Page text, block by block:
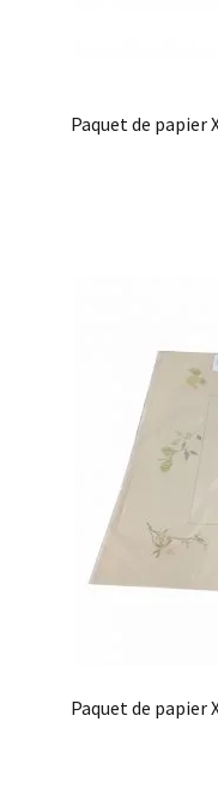
Paquet de papier
Paquet de papier